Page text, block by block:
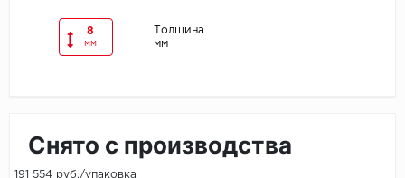
8
мм
Толщина
мм
Снято с производства
191 554 руб./упаковка